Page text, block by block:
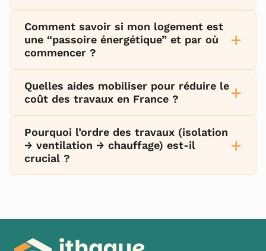
Comment savoir si mon logement est
une “passoire énergétique” et par où
commencer ?
+
Quelles aides mobiliser pour réduire le
coût des travaux en France ?
+
Pourquoi l’ordre des travaux (isolation
→ ventilation → chauffage) est-il
crucial ?
+